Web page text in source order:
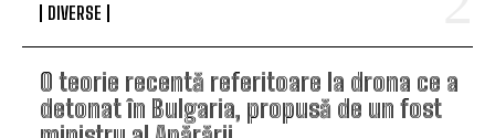
DIVERSE
O teorie recentă referitoare la drona ce a
detonat în Bulgaria, propusă de un fost